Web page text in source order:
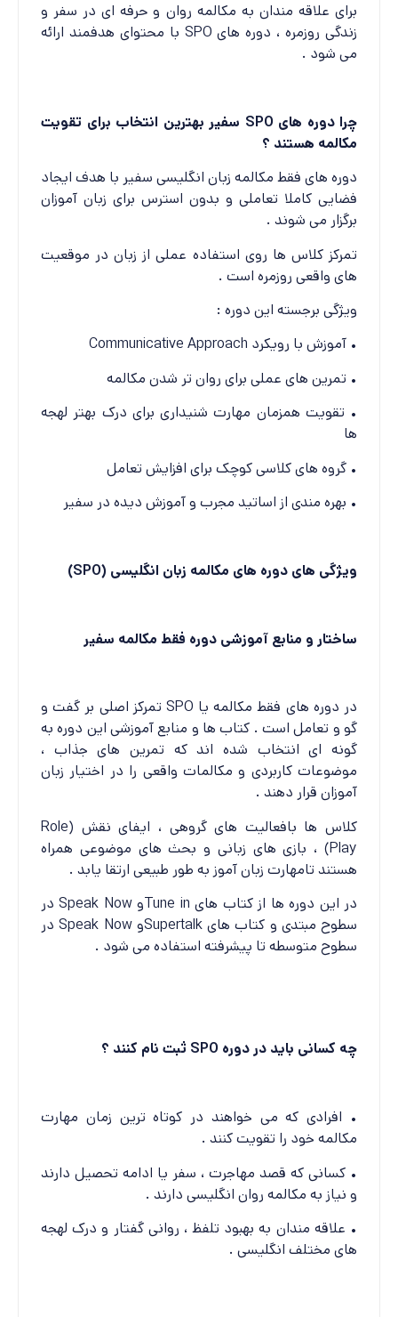
برای علاقه مندان به مکالمه روان و حرفه ای در سفر و
زندگی روزمره ، دوره های SPO با محتوای هدفمند ارائه
می شود .
چرا دوره های SPO سفیر بهترین انتخاب برای تقویت
مکالمه هستند ؟
دوره های فقط مکالمه زبان انگلیسی سفیر با هدف ایجاد
فضایی کاملا تعاملی و بدون استرس برای زبان آموزان
برگزار می شوند .
تمرکز کلاس ها روی استفاده عملی از زبان در موقعیت
های واقعی روزمره است .
ویژگی برجسته این دوره :
• آموزش با رویکرد Communicative Approach
• تمرین های عملی برای روان تر شدن مکالمه
• تقویت همزمان مهارت شنیداری برای درک بهتر لهجه
ها
• گروه های کلاسی کوچک برای افزایش تعامل
• بهره مندی از اساتید مجرب و آموزش دیده در سفیر
ویژگی های دوره های مکالمه زبان انگلیسی (SPO)
ساختار و منابع آموزشی دوره فقط مکالمه سفیر
در دوره های فقط مکالمه یا SPO تمرکز اصلی بر گفت و
گو و تعامل است . کتاب ها و منابع آموزشی این دوره به
گونه ای انتخاب شده اند که تمرین های جذاب ،
موضوعات کاربردی و مکالمات واقعی را در اختیار زبان
آموزان قرار دهند .
کلاس ها بافعالیت های گروهی ، ایفای نقش (Role
Play) ، بازی های زبانی و بحث های موضوعی همراه
هستند تامهارت زبان آموز به طور طبیعی ارتقا یابد .
در این دوره ها از کتاب های Tune inو Speak Now در
سطوح مبتدی و کتاب های Supertalkو Speak Now در
سطوح متوسطه تا پیشرفته استفاده می شود .
چه کسانی باید در دوره SPO ثبت نام کنند ؟
• افرادی که می خواهند در کوتاه ترین زمان مهارت
مکالمه خود را تقویت کنند .
• کسانی که قصد مهاجرت ، سفر یا ادامه تحصیل دارند
و نیاز به مکالمه روان انگلیسی دارند .
• علاقه مندان به بهبود تلفظ ، روانی گفتار و درک لهجه
های مختلف انگلیسی .